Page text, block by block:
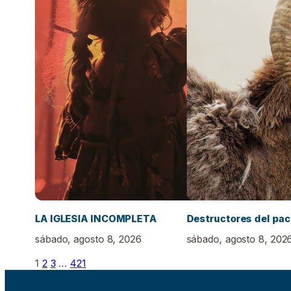
LA IGLESIA INCOMPLETA
sábado, agosto 8, 2026
Destructores del
sábado, agosto 8,
1 2 3 … 421